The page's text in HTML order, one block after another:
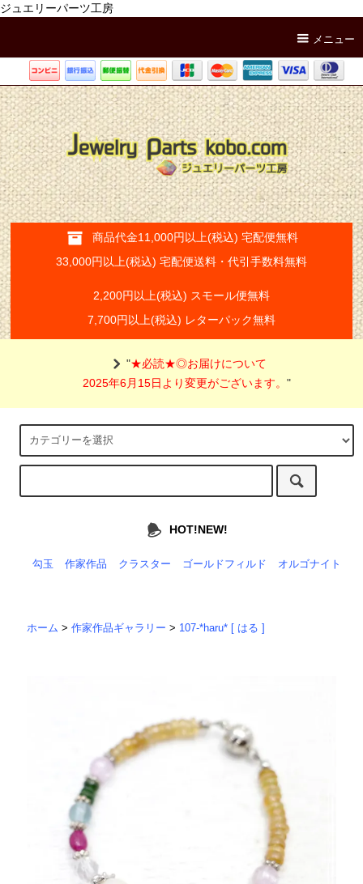
ジュエリーパーツ工房
メニュー
商品代金11,000円以上(税込) 宅配便無料
33,000円以上(税込) 宅配便送料・代引手数料無料
2,200円以上(税込) スモール便無料
7,700円以上(税込) レターパック無料
"★必読★◎お届けについて
2025年6月15日より変更がございます。"
HOT!NEW!
勾玉 作家作品 クラスター ゴールドフィルド オルゴナイト
ホーム >作家作品ギャラリー > 107-*haru* [ はる ]